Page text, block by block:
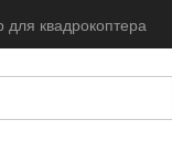
для квадрокоптера